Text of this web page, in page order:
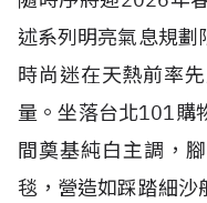
述系列明亮氣息規劃
時尚迷在天熱前率
量。坐落台北101購
間奠基純白主調，
毯，營造如踩踏細